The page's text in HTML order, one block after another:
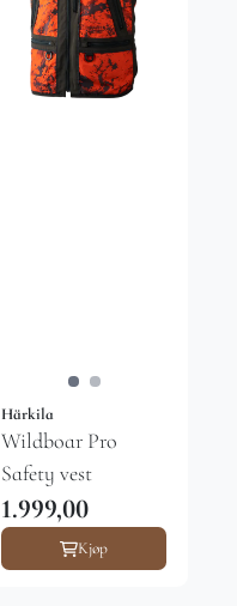
Härkila
Wildboar Pro
Safety vest
1.999,00
Kjøp